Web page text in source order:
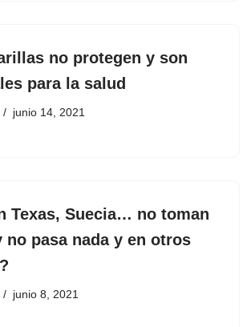
no protegen y son
para la salud
junio 14, 2021
Texas, Suecia… no toman
no pasa nada y en otros
junio 8, 2021